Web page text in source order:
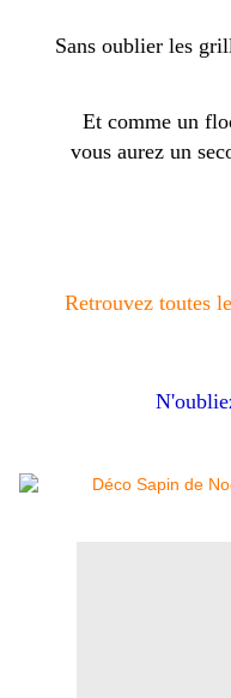
Sans oublier les
Et comme un
vous aurez un
Retrouvez toutes